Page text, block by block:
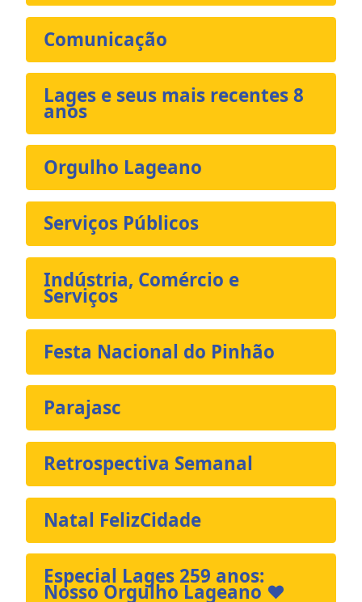
Comunicação
Lages e seus mais recentes 8
anos
Orgulho Lageano
Serviços Públicos
Indústria, Comércio e
Serviços
Festa Nacional do Pinhão
Parajasc
Retrospectiva Semanal
Natal FelizCidade
Especial Lages 259 anos:
Nosso Orgulho Lageano ❤️